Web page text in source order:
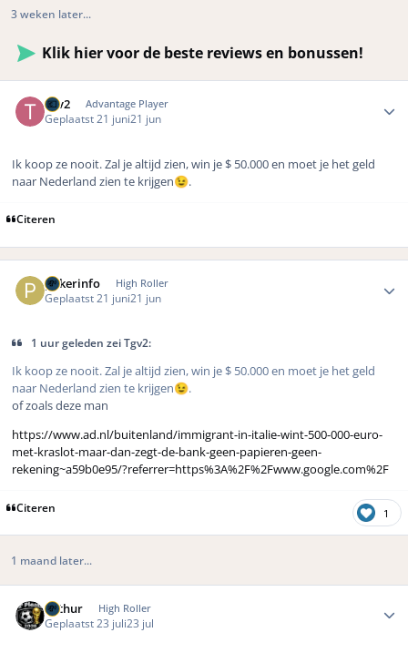
3 weken later...
Klik hier voor de beste reviews en bonussen!
Tgv2 Advantage Player
Geplaatst21 juni21 jun
Ik koop ze nooit. Zal je altijd zien, win je $ 50.000 en moet je het geld
naar Nederland zien te krijgen😉.
Citeren
pokerinfo High Roller
Geplaatst21 juni21 jun
1 uur geleden zei Tgv2:
Ik koop ze nooit. Zal je altijd zien, win je $ 50.000 en moet je het geld
naar Nederland zien te krijgen😉.
of zoals deze man
https://www.ad.nl/buitenland/immigrant-in-italie-wint-500-000-euro-
met-kraslot-maar-dan-zegt-de-bank-geen-papieren-geen-
rekening~a59b0e95/?referrer=https%3A%2F%2Fwww.google.com%2F
Citeren 1
1 maand later...
Arthur High Roller
Geplaatst 23 juli23 jul